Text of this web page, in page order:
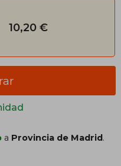
10,20 €
a Provincia de Madrid.